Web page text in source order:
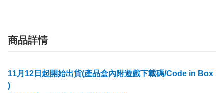
商品詳情
11月12日起開始出貨(產品盒內附遊戲下載碼/Code in Box
)